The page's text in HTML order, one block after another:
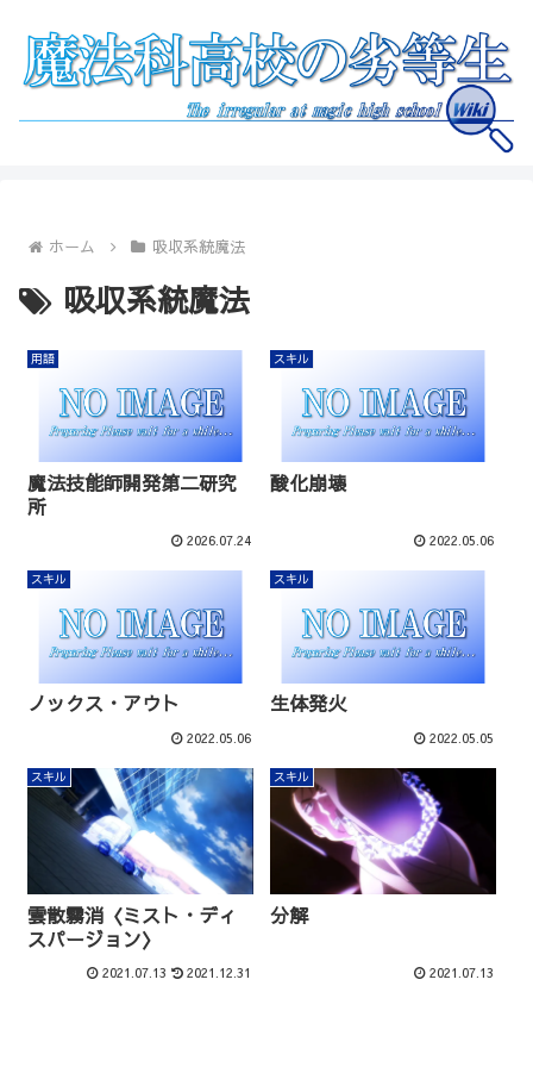
ホーム 吸収系統魔法
吸収系統魔法
用語
魔法技能師開発第二研究
所
2026.07.24
スキル
酸化崩壊
2022.05.06
スキル
ノックス・アウト
2022.05.06
スキル
生体発火
2022.05.05
スキル
雲散霧消〈ミスト・ディ
スパージョン〉
2021.07.13 2021.12.31
スキル
分解
2021.07.13